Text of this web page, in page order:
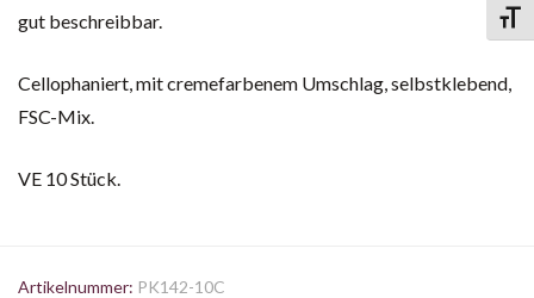
gut beschreibbar.
Cellophaniert, mit cremefarbenem Umschlag, selbstklebend,
FSC-Mix.
VE 10 Stück.
Artikelnummer: PK142-10C